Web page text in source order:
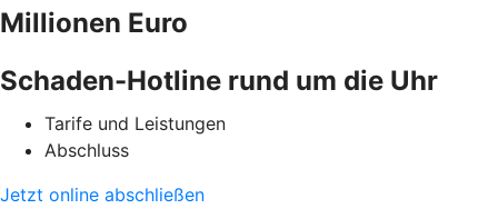
Millionen Euro
Schaden-Hotline rund um die Uhr
Tarife und Leistungen
Abschluss
Jetzt online abschließen